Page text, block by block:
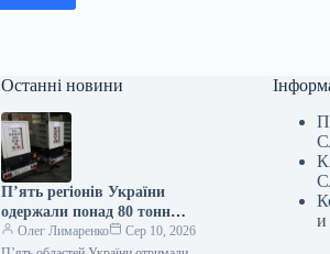
Останні новини
П’ять регіонів України
одержали понад 80 тонн
енергетичного обладнання з
Олег Лимаренко
Сер 10, 2026
и